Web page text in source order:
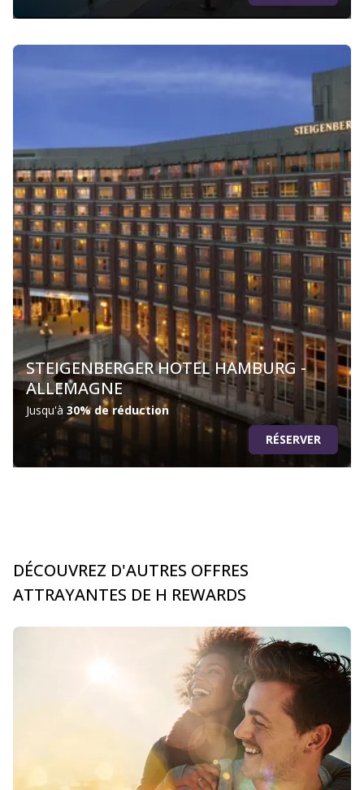
STEIGENBERGER HOTEL HAMBURG -
ALLEMAGNE
Jusqu'à 30% de réduction
RÉSERVER
DÉCOUVREZ D'AUTRES OFFRES
ATTRAYANTES DE H REWARDS